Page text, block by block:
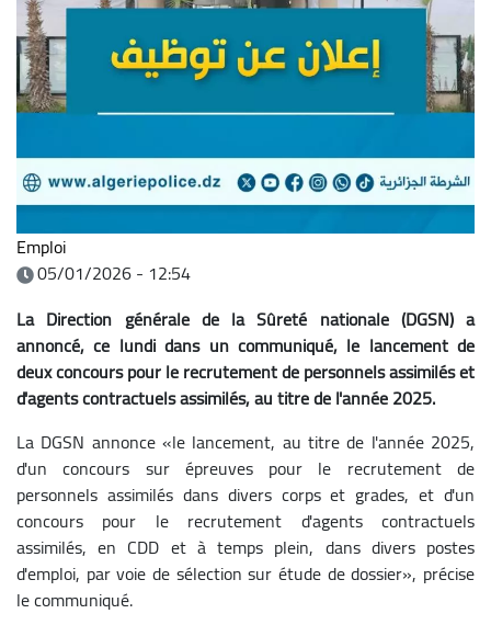
Emploi
05/01/2026 - 12:54
La Direction générale de la Sûreté nationale (DGSN) a
annoncé, ce lundi dans un communiqué, le lancement de
deux concours pour le recrutement de personnels assimilés et
d'agents contractuels assimilés, au titre de l'année 2025.
La DGSN annonce «le lancement, au titre de l'année 2025,
d'un concours sur épreuves pour le recrutement de
personnels assimilés dans divers corps et grades, et d'un
concours pour le recrutement d'agents contractuels
assimilés, en CDD et à temps plein, dans divers postes
d'emploi, par voie de sélection sur étude de dossier», précise
le communiqué.